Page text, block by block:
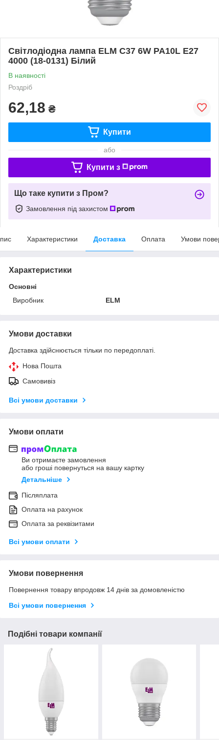
Світлодіодна лампа ELM С37 6W PA10L E27
4000 (18-0131) Білий
В наявності
Роздріб
62,18 ₴
Купити
або
Купити з
Що таке купити з Пром?
Замовлення під захистом
Характеристики Доставка Оплата Умови
Характеристики
Основні
Виробник
ELM
Умови доставки
Доставка здійснюється тільки по передоплаті.
Нова Пошта
Самовивіз
Всі умови доставки
Умови оплати
Ви отримаєте замовлення
або гроші повернуться на вашу картку
Детальніше
Післяплата
Оплата на рахунок
Оплата за реквізитами
Всі умови оплати
Умови повернення
Повернення товару впродовж 14 днів за домовленістю
Всі умови повернення
Подібні товари компанії